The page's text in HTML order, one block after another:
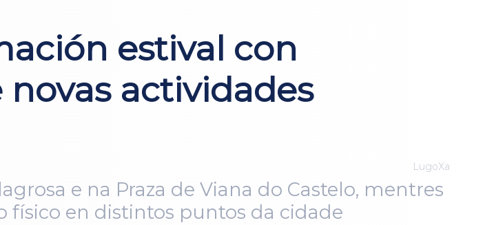
estival con
actividades
LugoXa
e na Praza de Viana do Castelo, mentres
físico en distintos puntos da cidade